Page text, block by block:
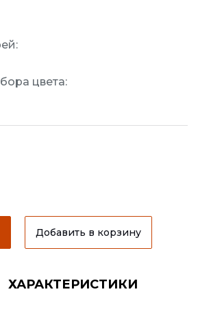
цвета:
Добавить в корзину
ХАРАКТЕРИСТИКИ